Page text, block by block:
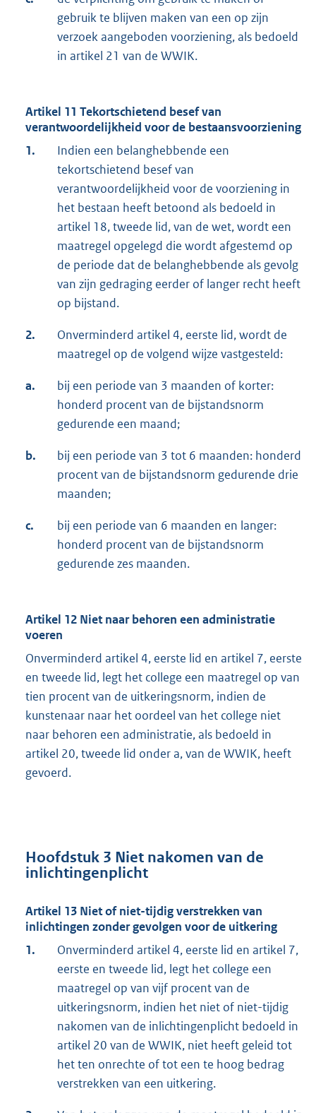
gebruik te blijven maken van een op zijn
verzoek aangeboden voorziening, als bedoeld
in artikel 21 van de WWIK.
Artikel 11 Tekortschietend besef van
verantwoordelijkheid voor de bestaansvoorziening
1.
Indien een belanghebbende een
tekortschietend besef van
verantwoordelijkheid voor de voorziening in
het bestaan heeft betoond als bedoeld in
artikel 18, tweede lid, van de wet, wordt een
maatregel opgelegd die wordt afgestemd op
de periode dat de belanghebbende als gevolg
van zijn gedraging eerder of langer recht heeft
op bijstand.
2.
Onverminderd artikel 4, eerste lid, wordt de
maatregel op de volgend wijze vastgesteld:
a.
bij een periode van 3 maanden of korter:
honderd procent van de bijstandsnorm
gedurende een maand;
b.
bij een periode van 3 tot 6 maanden: honderd
procent van de bijstandsnorm gedurende drie
maanden;
c.
bij een periode van 6 maanden en langer:
honderd procent van de bijstandsnorm
gedurende zes maanden.
Artikel 12 Niet naar behoren een administratie
voeren
Onverminderd artikel 4, eerste lid en artikel 7, eerste
en tweede lid, legt het college een maatregel op van
tien procent van de uitkeringsnorm, indien de
kunstenaar naar het oordeel van het college niet
naar behoren een administratie, als bedoeld in
artikel 20, tweede lid onder a, van de WWIK, heeft
gevoerd.
Hoofdstuk 3 Niet nakomen van de
inlichtingenplicht
Artikel 13 Niet of niet-tijdig verstrekken van
inlichtingen zonder gevolgen voor de uitkering
1.
Onverminderd artikel 4, eerste lid en artikel 7,
eerste en tweede lid, legt het college een
maatregel op van vijf procent van de
uitkeringsnorm, indien het niet of niet-tijdig
nakomen van de inlichtingenplicht bedoeld in
artikel 20 van de WWIK, niet heeft geleid tot
het ten onrechte of tot een te hoog bedrag
verstrekken van een uitkering.